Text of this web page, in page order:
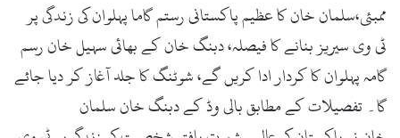
ممبئی،سلمان خان کا عظیم پاکستانی رستم گاما پہلوان کی زندگی پر
ٹی وی سیریز بنانے کا فیصلہ، دبنگ خان کے بھائی سہیل خان رسم
گامہ پہلوان کا کردار ادا کریں گے، شوٹنگ کا جلد آغاز کر دیا جائے
گا۔ تفصیلات کے مطابق بالی وڈ کے دبنگ خان سلمان